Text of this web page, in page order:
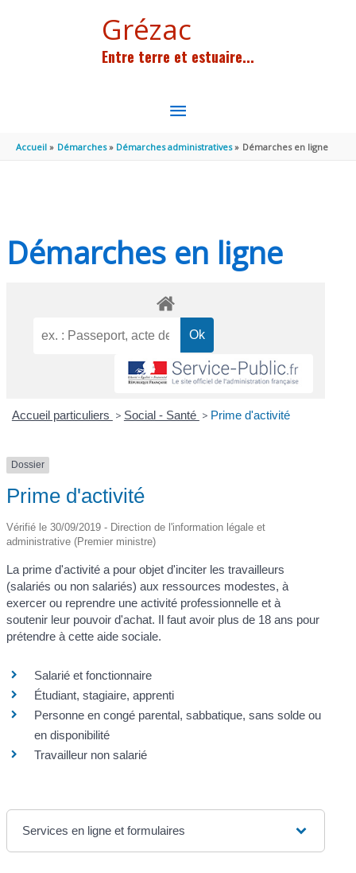
Grézac
Entre terre et estuaire...
MENU
PRINCIPAL
Accueil Démarches Démarches administratives Démarches en ligne
Démarches en ligne
Accueil particuliers > Social - Santé > Prime d'activité
Dossier
Prime d'activité
Vérifié le 30/09/2019 - Direction de l'information légale et
administrative (Premier ministre)
La prime d'activité a pour objet d'inciter les travailleurs
(salariés ou non salariés) aux ressources modestes, à
exercer ou reprendre une activité professionnelle et à
soutenir leur pouvoir d'achat. Il faut avoir plus de 18 ans pour
prétendre à cette aide sociale.
Salarié et fonctionnaire
Étudiant, stagiaire, apprenti
Personne en congé parental, sabbatique, sans solde ou
en disponibilité
Travailleur non salarié
Services en ligne et formulaires